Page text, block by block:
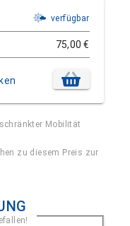
verfügbar
75,00 €
Mobilität
zu diesem Preis zur